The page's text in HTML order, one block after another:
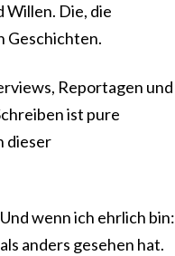
Willen. Die, die
Geschichten.
Reportagen und
ist pure
dieser
wenn ich ehrlich bin:
anders gesehen hat.